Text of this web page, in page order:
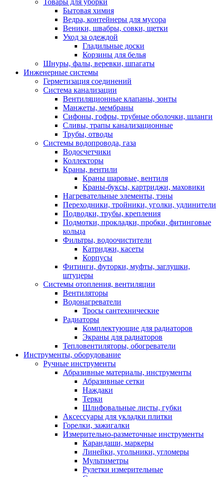
Бытовая химия
Ведра, контейнеры для мусора
Веники, швабры, совки, щетки
Уход за одеждой
Гладильные доски
Корзины для белья
Шнуры, фалы, веревки, шпагаты
Инженерные системы
Герметизация соединений
Система канализации
Вентиляционные клапаны, зонты
Манжеты, мембраны
Сифоны, гофры, трубные оболочки, шланги
Сливы, трапы канализационные
Трубы, отводы
Системы водопровода, газа
Водосчетчики
Коллекторы
Краны, вентили
Краны шаровые, вентиля
Краны-буксы, картриджи, маховики
Нагревательные элементы, тэны
Переходники, тройники, уголки, удлинители
Подводки, трубы, крепления
Подмотки, прокладки, пробки, фитинговые
кольца
Фильтры, водоочистители
Катриджи, касеты
Корпусы
Фитинги, футорки, муфты, заглушки,
штуцеры
Системы отопления, вентиляции
Вентиляторы
Водонагреватели
Тросы сантехнические
Радиаторы
Комплектующие для радиаторов
Экраны для радиаторов
Тепловентиляторы, обогреватели
Инструменты, оборудование
Ручные инструменты
Абразивные материалы, инструменты
Абразивные сетки
Наждаки
Терки
Шлифовальные листы, губки
Аксессуары для укладки плитки
Горелки, зажигалки
Измерительно-разметочные инструменты
Карандаши, маркеры
Линейки, угольники, угломеры
Мультиметры
Рулетки измерительные